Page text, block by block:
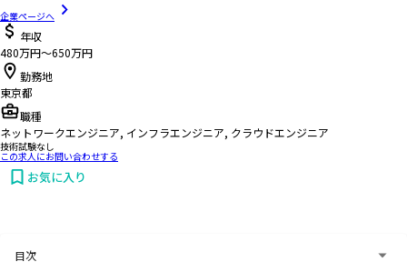
企業ページへ
年収
480万円〜650万円
勤務地
東京都
職種
ネットワークエンジニア, インフラエンジニア, クラウドエンジニア
技術試験なし
この求人にお問い合わせする
お気に入り
目次